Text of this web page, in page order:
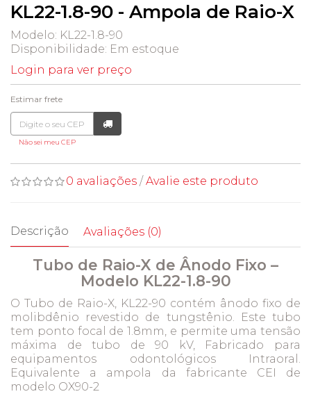
KL22-1.8-90 - Ampola de Raio-X
Modelo: KL22-1.8-90
Disponibilidade: Em estoque
Login para ver preço
Estimar frete
Não sei meu CEP
0 avaliações / Avalie este produto
Descrição Avaliações (0)
Tubo de Raio-X de Ânodo Fixo –
Modelo KL22-1.8-90
O Tubo de Raio-X, KL22-90 contém ânodo fixo de
molibdênio revestido de tungstênio. Este tubo
tem ponto focal de 1.8mm, e permite uma tensão
máxima de tubo de 90 kV, Fabricado para
equipamentos odontológicos Intraoral.
Equivalente a ampola da fabricante CEI de
modelo OX90-2